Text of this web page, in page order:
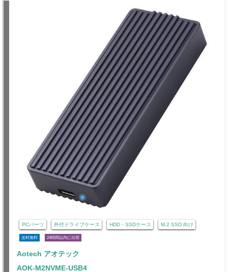
PCパーツ 外付ドライブケース HDD・SSDケース M.2 SSD 向け
送料無料 24時間以内に出荷
Aotech アオテック
AOK-M2NVME-USB4